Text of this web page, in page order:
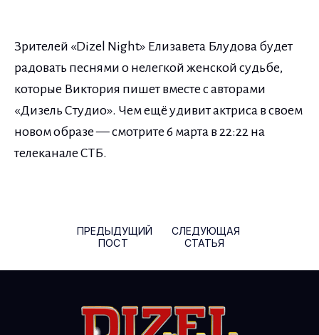
Зрителей «Dizel Night» Елизавета Блудова будет
радовать песнями о нелегкой женской судьбе,
которые Виктория пишет вместе с авторами
«Дизель Студио». Чем ещё удивит актриса в своем
новом образе — смотрите 6 марта в 22:22 на
телеканале СТБ.
ПРЕДЫДУЩИЙ
ПОСТ
СЛЕДУЮЩАЯ
СТАТЬЯ